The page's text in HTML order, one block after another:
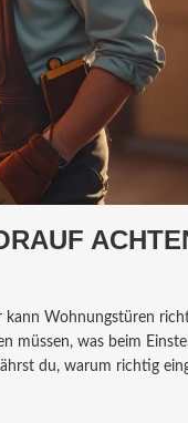
kann Wohnungstüren
müssen, was beim
du, warum richtig